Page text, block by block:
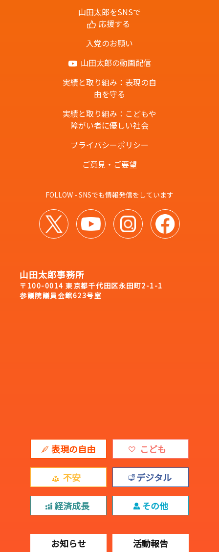
山田太郎をSNSで
応援する
入党のお願い
山田太郎の動画配信
実績と取り組み：表現の自
由を守る
実績と取り組み：こどもや
障がい者に優しい社会
プライバシーポリシー
ご意見・ご要望
FOLLOW - SNSでも情報発信をしています
山田太郎事務所
〒100-0014 東京都千代田区永田町2-1-1
参議院議員会館623号室
表現の自由 こども
不安 デジタル
経済成長 その他
お知らせ 活動報告